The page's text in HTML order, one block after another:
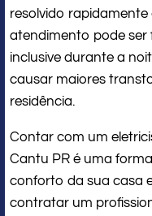
resolvido rapidamente
atendimento pode ser
inclusive durante a
causar maiores
residência.
Contar com um
Cantu PR é uma
conforto da sua casa
contratar um